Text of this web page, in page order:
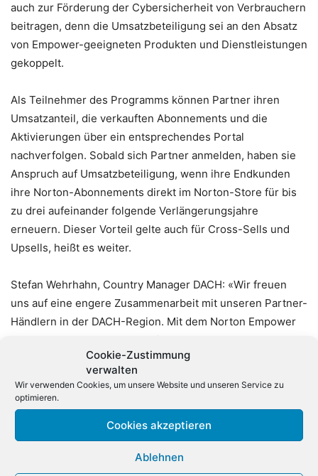
Cookie-Zustimmung
verwalten
Wir verwenden Cookies, um unsere Website und unseren Service zu
optimieren.
Cookies akzeptieren
Ablehnen
auch zur Förderung der Cybersicherheit von Verbrauchern
beitragen, denn die Umsatzbeteiligung sei an den Absatz
von Empower-geeigneten Produkten und Dienstleistungen
gekoppelt.
Als Teilnehmer des Programms können Partner ihren
Umsatzanteil, die verkauften Abonnements und die
Aktivierungen über ein entsprechendes Portal
nachverfolgen. Sobald sich Partner anmelden, haben sie
Anspruch auf Umsatzbeteiligung, wenn ihre Endkunden
ihre Norton-Abonnements direkt im Norton-Store für bis
zu drei aufeinander folgende Verlängerungsjahre
erneuern. Dieser Vorteil gelte auch für Cross-Sells und
Upsells, heißt es weiter.
Stefan Wehrhahn, Country Manager DACH: «Wir freuen
uns auf eine engere Zusammenarbeit mit unseren Partner-
Händlern in der DACH-Region. Mit dem Norton Empower
unterstützen, Produkte und Services von Norton so
erfolgreich wie möglich zu verkaufen. Denn nur wenn
unsere Partner erfolgreich sind, sind wir erfolgreich. Und
das bedeutet auch, mehr Verbraucher können sicher